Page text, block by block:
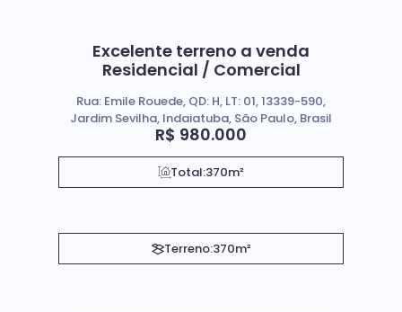
Excelente terreno a venda
Residencial / Comercial
R$ 980.000
Rua: Emile Rouede, QD: H, LT: 01, 13339-590,
Jardim Sevilha, Indaiatuba, São Paulo, Brasil
Total:370m²
Terreno:370m²